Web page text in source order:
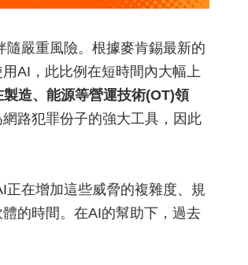
嚴重風險。根據麥肯錫最新的
AI，此比例在短時間內大幅上
造、能源等營運技術(OT)領
路犯罪份子的強大工具，因此
正在增加這些威脅的複雜度、規
的時間。在AI的幫助下，過去